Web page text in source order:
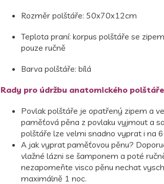
Rozměr polštáře: 50x70x12cm
Teplota praní: korpus polštáře se
pouze ručně
Barva polštáře: bílá
Rady pro údržbu anatomického polštáře
Povlak polštáře je opatřený zipem a
paměťová pěna z povlaku vyjmout a
polštáře lze velmi snadno vyprat i na
A jak vyprat paměťovou pěnu?
vlažné lázni se šamponem a poté
nezapomeňte visco pěnu nechat
maximálně 1 noc.